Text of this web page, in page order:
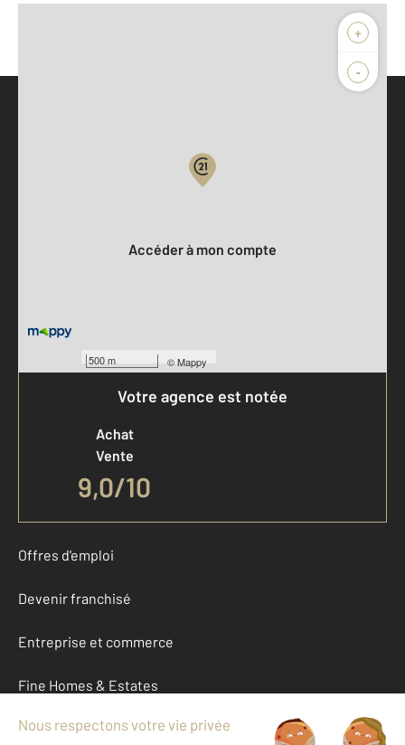
+
-
500 m ©Mappy
Accéder à mon compte
Votre agence est notée
Achat
Vente
9,0/10
Offres d'emploi
Devenir franchisé
Entreprise et commerce
Fine Homes & Estates
À propos